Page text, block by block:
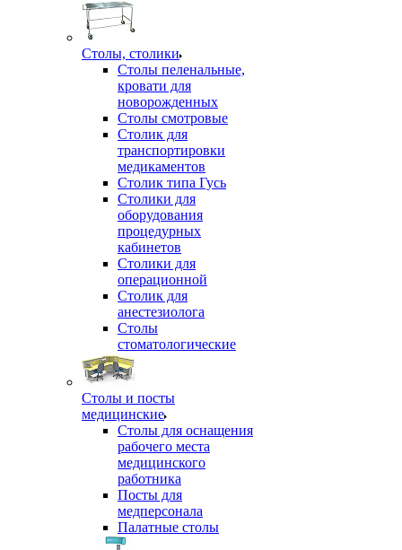
Столы, столики
Столы пеленальные,
кровати для
новорожденных
Столы смотровые
Столик для
транспортировки
медикаментов
Столик типа Гусь
Столики для
оборудования
процедурных
кабинетов
Столики для
операционной
Столик для
анестезиолога
Столы
стоматологические
Столы и посты
медицинские
Столы для оснащения
рабочего места
медицинского
работника
Посты для
медперсонала
Палатные столы